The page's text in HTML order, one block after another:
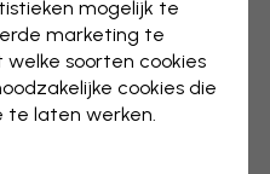
1 pagina's
mogelijk te
marketing te
soorten cookies
cookies die
te laten werken.